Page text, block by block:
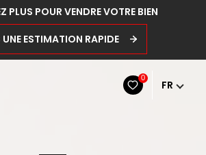
PLUS POUR VENDRE VOTRE BIEN
UNE ESTIMATION RAPIDE
0
FR